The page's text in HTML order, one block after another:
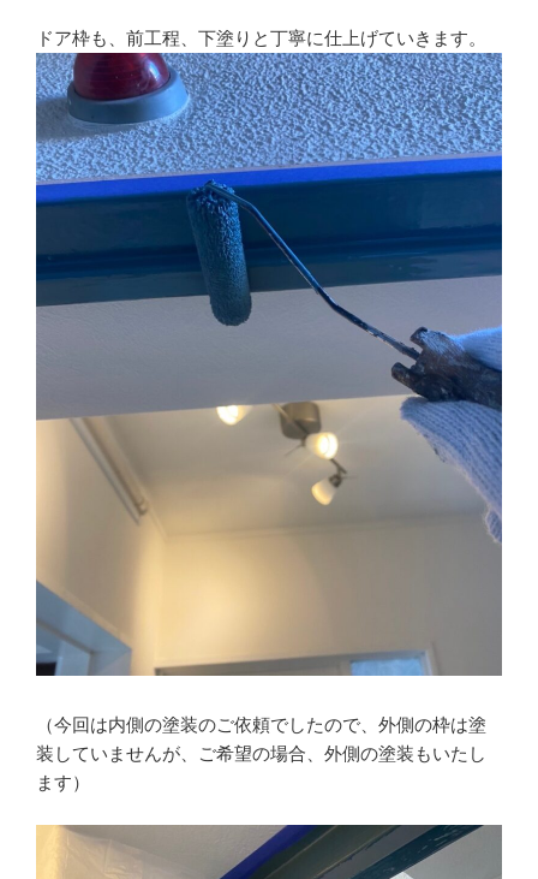
ドア枠も、前工程、下塗りと丁寧に仕上げていきます。
（今回は内側の塗装のご依頼でしたので、外側の枠は塗
装していませんが、ご希望の場合、外側の塗装もいたし
ます）